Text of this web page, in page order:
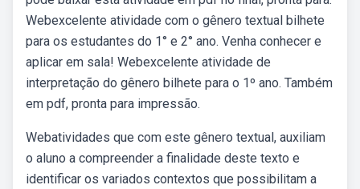
Webexcelente atividade com o gênero textual bilhete
para os estudantes do 1° e 2° ano. Venha conhecer e
aplicar em sala! Webexcelente atividade de
interpretação do gênero bilhete para o 1º ano. Também
em pdf, pronta para impressão.
Webatividades que com este gênero textual, auxiliam
o aluno a compreender a finalidade deste texto e
identificar os variados contextos que possibilitam a